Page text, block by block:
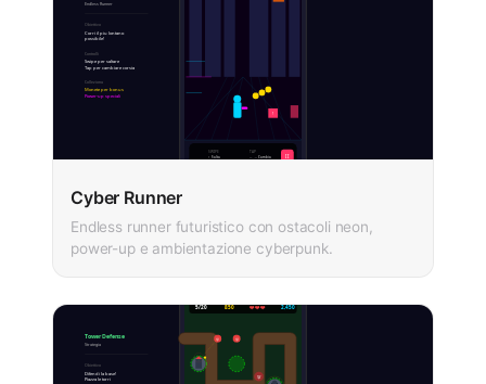
Cyber Runner
Endless runner futuristico con ostacoli neon,
power-up e ambientazione cyberpunk.